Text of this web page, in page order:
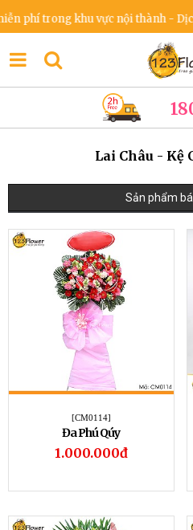
khu vực nội thành - Dịch vụ
Lai Châu - Kệ
Sản phẩm
[CM0114]
Đa Phú Qúy
1.000.000đ